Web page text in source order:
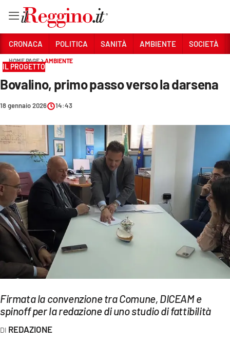
Sezioni
CRONACA
POLITICA
SANITÀ
AMBIENTE
SOCIETÀ
CULTURA
ECONOMIA E LAVORO
EVENTI
SPORT
Streaming
LAC TV
LAC NETWORK
CRONACA POLITICA SANITÀ AMBIENTE SOCIETÀ
HOME PAGE AMBIENTE
IL PROGETTO
Bovalino, primo passo verso la darsena
18 gennaio 2026 14:43
Firmata la convenzione tra Comune, DICEAM e
spinoff per la redazione di uno studio di fattibilità
REDAZIONE